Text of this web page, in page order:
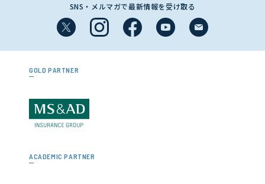
SNS・メルマガで最新情報を受け取る
GOLD PARTNER
ACADEMIC PARTNER